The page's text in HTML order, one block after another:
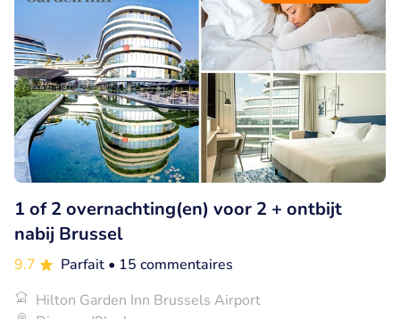
1 of 2 overnachting(en) voor 2 + ontbijt
nabij Brussel
9.7 Parfait • 15 commentaires
Hilton Garden Inn Brussels Airport